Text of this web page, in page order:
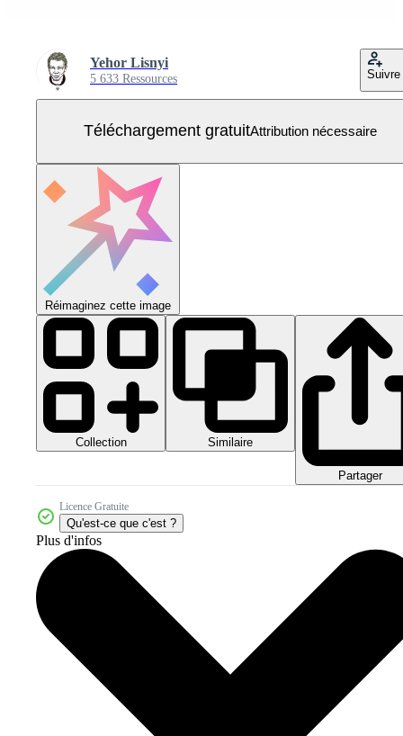
Yehor Lisnyi
5 633 Ressources Suivre
Téléchargement gratuitAttribution nécessaire
Réimaginez cette image
Collection Similaire
Partager
Licence Gratuite
Qu'est-ce que c'est ?
Plus d'infos